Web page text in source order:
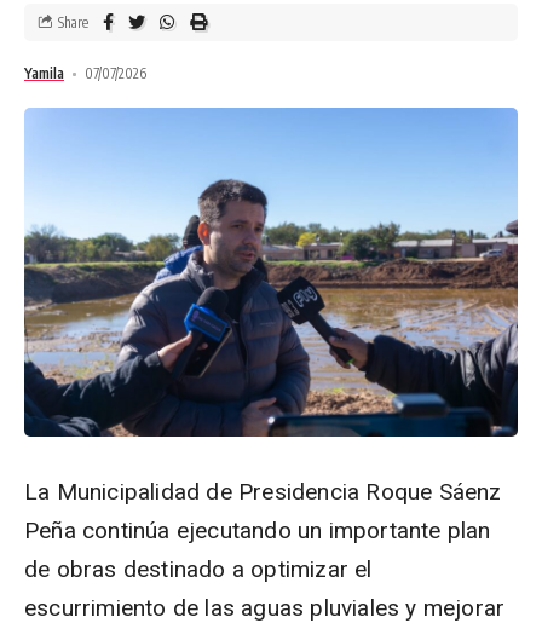
Yamila 07/07/2026
Share
La Municipalidad de Presidencia Roque Sáenz
Peña continúa ejecutando un importante plan
de obras destinado a optimizar el
escurrimiento de las aguas pluviales y mejorar